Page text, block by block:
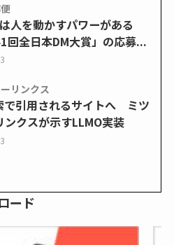
人を動かすパワーがある
回全日本DM大賞」の応募...
リンクス
で引用されるサイトへ ミツ
ンクスが示すLLMO実装
ード